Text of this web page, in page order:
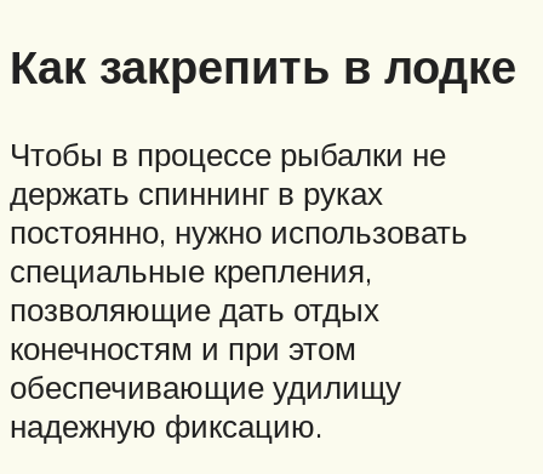
Как закрепить в лодке
Чтобы в процессе рыбалки не
держать спиннинг в руках
постоянно, нужно использовать
специальные крепления,
позволяющие дать отдых
конечностям и при этом
обеспечивающие удилищу
надежную фиксацию.